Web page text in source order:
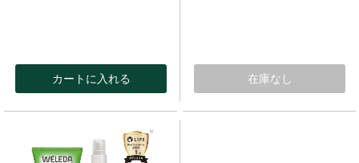
カートに入れる 在庫なし